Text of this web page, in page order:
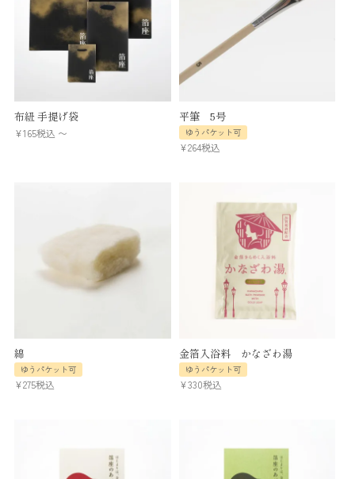
布紐 手提げ袋
¥165税込 〜
平筆 5号
ゆうパケット可
¥264税込
綿
ゆうパケット可
¥275税込
金箔入浴料 かなざわ湯
ゆうパケット可
¥330税込